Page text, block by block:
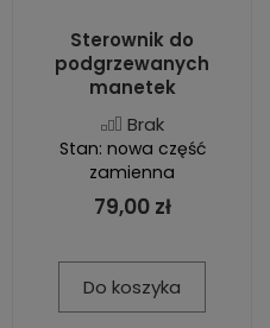
Sterownik do
podgrzewanych
manetek
Brak
Stan: nowa część
zamienna
79,00 zł
Do koszyka